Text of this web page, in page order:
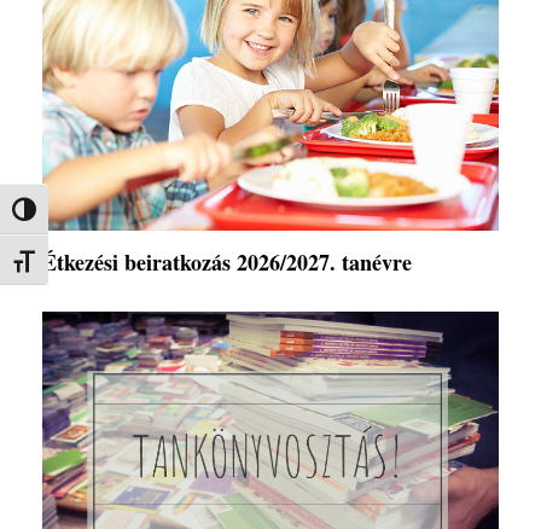
Nagy kontraszt váltása
Betűméret váltása
Étkezési beiratkozás 2026/2027. tanévre